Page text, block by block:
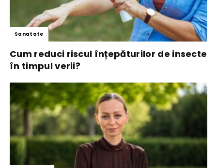
Sanatate
Cum reduci riscul înțepăturilor de insecte
în timpul verii?